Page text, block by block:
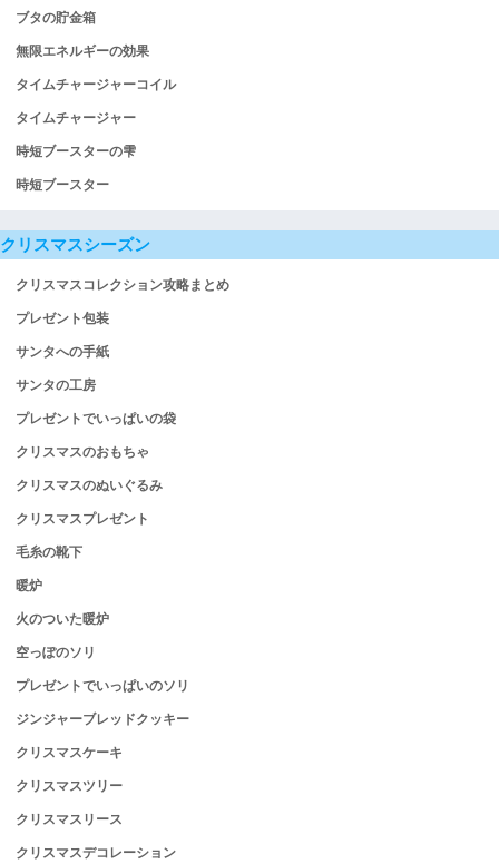
ブタの貯金箱
無限エネルギーの効果
タイムチャージャーコイル
タイムチャージャー
時短ブースターの雫
時短ブースター
クリスマスシーズン
クリスマスコレクション攻略まとめ
プレゼント包装
サンタへの手紙
サンタの工房
プレゼントでいっぱいの袋
クリスマスのおもちゃ
クリスマスのぬいぐるみ
クリスマスプレゼント
毛糸の靴下
暖炉
火のついた暖炉
空っぽのソリ
プレゼントでいっぱいのソリ
ジンジャーブレッドクッキー
クリスマスケーキ
クリスマスツリー
クリスマスリース
クリスマスデコレーション